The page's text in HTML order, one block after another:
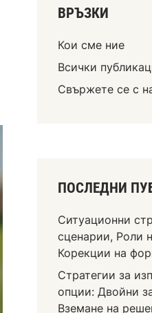
ВРЪЗКИ
Кои сме ние
Всички
Свържете се с
ПОСЛЕДНИ
Ситуационни
сценарии, Роли
Корекции на
Стратегии за
опции: Двойни
Вземане на